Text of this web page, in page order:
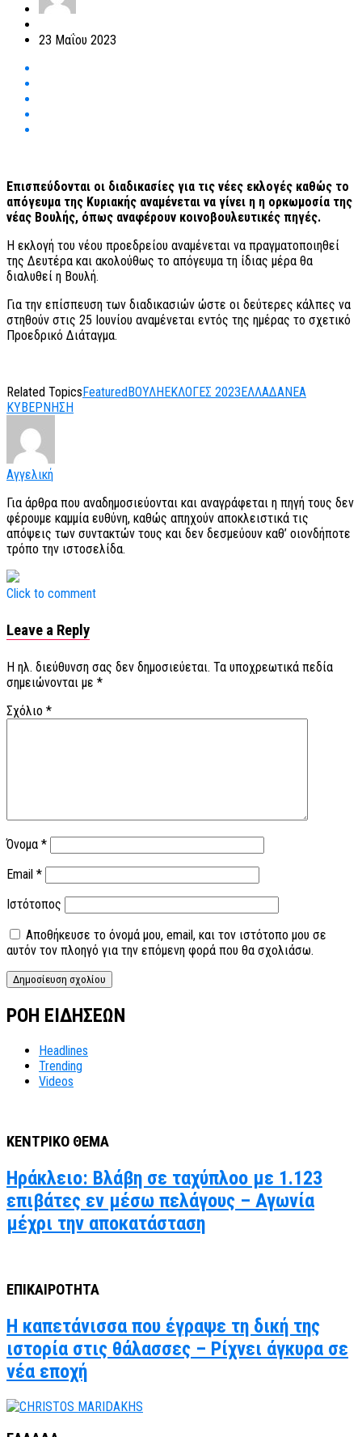
23 Μαΐου 2023
Επισπεύδονται οι διαδικασίες για τις νέες εκλογές καθώς το
απόγευμα της Κυριακής αναμένεται να γίνει η η ορκωμοσία της
νέας Βουλής, όπως αναφέρουν κοινοβουλευτικές πηγές.
Η εκλογή του νέου προεδρείου αναμένεται να πραγματοποιηθεί
της Δευτέρα και ακολούθως το απόγευμα τη ίδιας μέρα θα
διαλυθεί η Βουλή.
Για την επίσπευση των διαδικασιών ώστε οι δεύτερες κάλπες να
στηθούν στις 25 Ιουνίου αναμένεται εντός της ημέρας το σχετικό
Προεδρικό Διάταγμα.
Related Topics Featured ΒΟΥΛΗ ΕΚΛΟΓΕΣ 2023 ΕΛΛΑΔΑΝΕΑ
ΚΥΒΕΡΝΗΣΗ
Αγγελική
Για άρθρα που αναδημοσιεύονται και αναγράφεται η πηγή τους δεν
φέρουμε καμμία ευθύνη, καθώς απηχούν αποκλειστικά τις
απόψεις των συντακτών τους και δεν δεσμεύουν καθ’ οιονδήποτε
τρόπο την ιστοσελίδα.
Click to comment
Leave a Reply
Η ηλ. διεύθυνση σας δεν δημοσιεύεται. Τα υποχρεωτικά πεδία
σημειώνονται με *
Σχόλιο *
Όνομα *
Email *
Ιστότοπος
Αποθήκευσε το όνομά μου, email, και τον ιστότοπο μου σε
αυτόν τον πλοηγό για την επόμενη φορά που θα σχολιάσω.
ΡΟΗ ΕΙΔΗΣΕΩΝ
Headlines
Trending
Videos
ΚΕΝΤΡΙΚΟ ΘΕΜΑ
Ηράκλειο: Βλάβη σε ταχύπλοο με 1.123
επιβάτες εν μέσω πελάγους – Αγωνία
μέχρι την αποκατάσταση
ΕΠΙΚΑΙΡΟΤΗΤΑ
Η καπετάνισσα που έγραψε τη δική της
ιστορία στις θάλασσες – Ρίχνει άγκυρα σε
νέα εποχή